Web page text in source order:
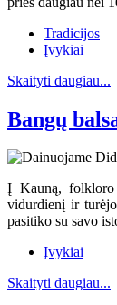
Tradicijos
Įvykiai
Skaityti daugiau...
Bangų
Į Kauną, folkloro
vidurdienį ir
pasitiko su savo
Įvykiai
Skaityti daugiau...